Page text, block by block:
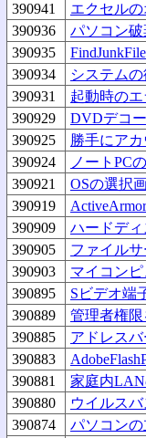
390941
エクセル
390936
パソコン
390935
390934
システム
390931
起動時の
390929
DVDデコ
390925
勝手にア
390924
ノートPC
390921
OSの選択
390919
390909
ハードデ
390905
ファイル
390903
マイコン
390895
Sビデオ端
390889
管理者権
390885
アドレス
390883
390881
家庭内
390880
ウイルス
390874
パソコン